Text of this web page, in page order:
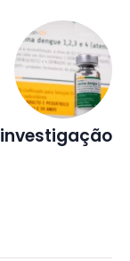
investigação